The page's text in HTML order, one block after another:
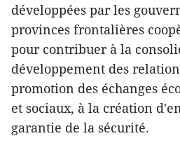
développées par les
provinces frontalières
pour contribuer à la
développement des
promotion des échanges
et sociaux, à la création
garantie de la sécurité.